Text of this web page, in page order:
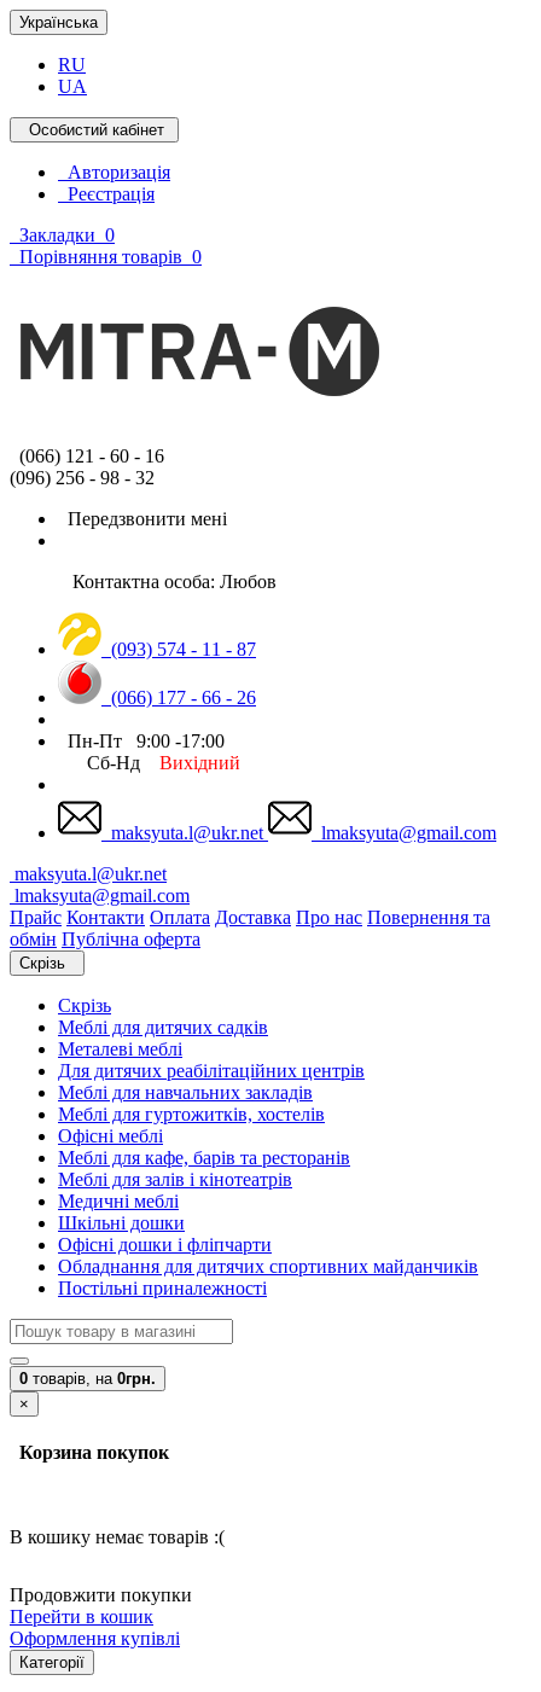
Українська
RU
UA
Особистий кабінет
Авторизація
Реєстрація
Закладки 0
Порівняння товарів 0
(066) 121 - 60 - 16
(096) 256 - 98 - 32
Передзвонити мені
Контактна особа: Любов
(093) 574 - 11 - 87
(066) 177 - 66 - 26
Пн-Пт 9:00 -17:00
Сб-Нд Вихідний
maksyuta.l@ukr.net
lmaksyuta@gmail.com
maksyuta.l@ukr.net
lmaksyuta@gmail.com
Прайс Контакти Оплата Доставка Про нас Повернення та
обмін Публічна оферта
Скрізь
Скрізь
Меблі для дитячих садків
Металеві меблі
Для дитячих реабілітаційних центрів
Меблі для навчальних закладів
Меблі для гуртожитків, хостелів
Офісні меблі
Меблі для кафе, барів та ресторанів
Меблі для залів і кінотеатрів
Медичні меблі
Шкільні дошки
Офісні дошки і фліпчарти
Обладнання для дитячих спортивних майданчиків
Постільні приналежності
0 товарів, на 0грн.
×
Корзина покупок
В кошику немає товарів :(
Продовжити покупки
Перейти в кошик
Оформлення купівлі
Категорії